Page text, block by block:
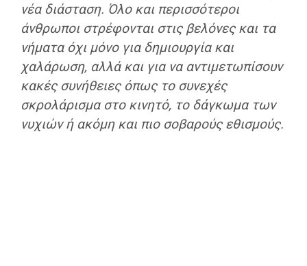
νέα διάσταση. Όλο και περισσότεροι
άνθρωποι στρέφονται στις βελόνες και τα
νήματα όχι μόνο για δημιουργία και
χαλάρωση, αλλά και για να αντιμετωπίσουν
κακές συνήθειες όπως το συνεχές
σκρολάρισμα στο κινητό, το δάγκωμα των
νυχιών ή ακόμη και πιο σοβαρούς εθισμούς.